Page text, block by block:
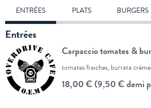
ENTRÉES PLATS BURGERS
Entrées
Carpaccio tomates &
tomates fraiches, burrata
18,00 € (9,50 € demi